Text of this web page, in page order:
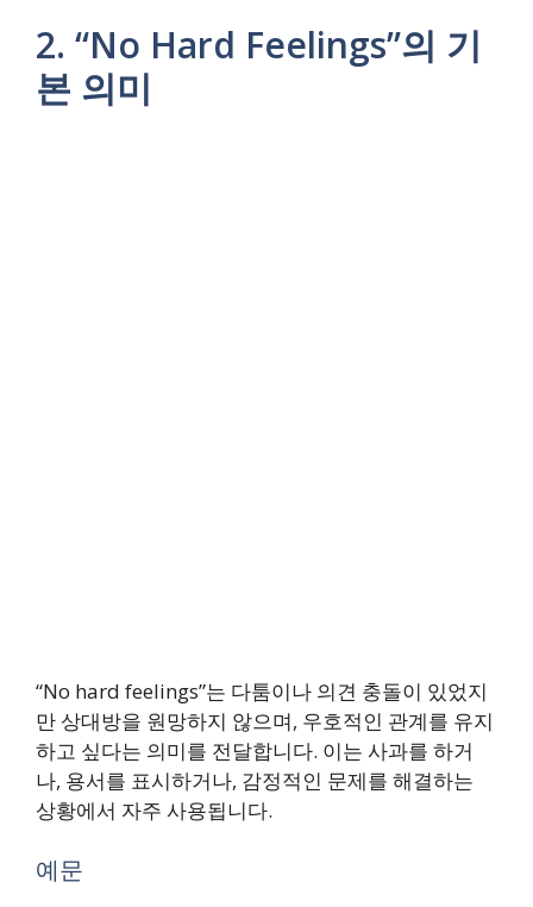
2. “No Hard Feelings”의 기
본 의미
“No hard feelings”는 다툼이나 의견 충돌이 있었지
만 상대방을 원망하지 않으며, 우호적인 관계를 유지
하고 싶다는 의미를 전달합니다. 이는 사과를 하거
나, 용서를 표시하거나, 감정적인 문제를 해결하는
상황에서 자주 사용됩니다.
예문